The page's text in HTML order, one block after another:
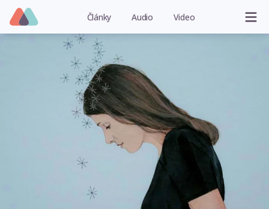
Články Audio Video